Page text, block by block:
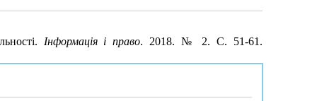
Інформація і право. 2018. № 2. С. 51-61.